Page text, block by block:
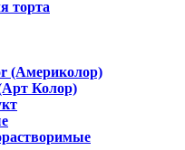
торта
(Америколор)
Колор)